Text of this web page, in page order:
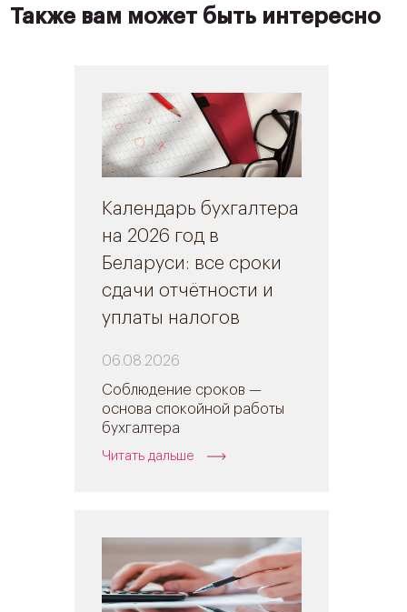
Также вам может быть интересно
Календарь бухгалтера
на 2026 год в
Беларуси: все сроки
сдачи отчётности и
уплаты налогов
06.08.2026
Соблюдение сроков —
основа спокойной работы
бухгалтера
Читать дальше